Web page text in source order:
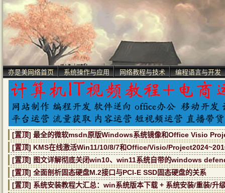
亦是美网络首页 系统操作与应用 网络教程与技术 编程语言与开发
[置顶] 最全的微软msdn原版Windows系统镜像和Office Visio
[置顶] KMS在线激活Win11/10/8/7和Office/Visio/
[置顶] 图文详解彻底关闭win10、win11系统自带的windows
[置顶] 全面剖析固态硬盘M.2接口与PCI-E SSD固态硬盘的关系
[置顶] 系统安装教程大汇总：win系统版本下载 + 系统安装/重装/升